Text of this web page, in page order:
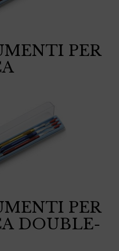
PER
PER
DOUBLE-